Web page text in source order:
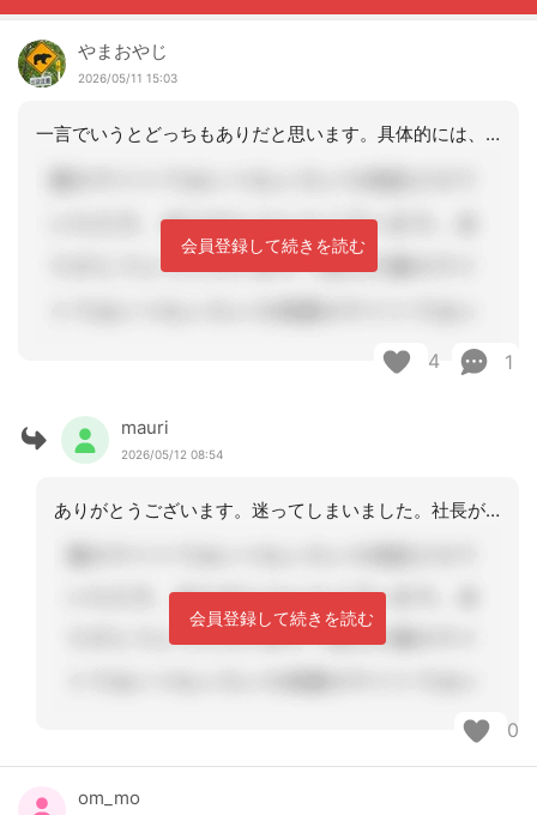
やまおやじ
2026/05/11 15:03
一言でいうとどっちもありだと思います。具体的には、ご本人の状態の変化が大きい場合
会員登録して続きを読む
4 1
mauri
2026/05/12 08:54
ありがとうございます。迷ってしまいました。社長が「他事業所は、監査の時に日付のミ
会員登録して続きを読む
0
om_mo